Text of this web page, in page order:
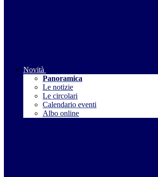
Novità
Panoramica
Le notizie
Le circolari
Calendario eventi
Albo online